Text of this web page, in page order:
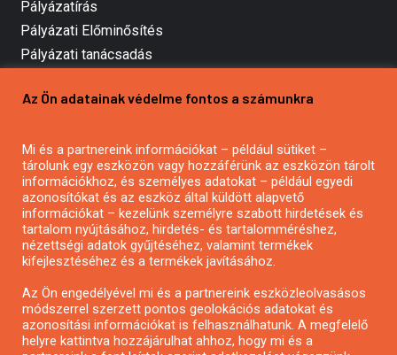
Pályázatírás
Pályázati Előminősítés
Pályázati tanácsadás
Mezőgazdasági pályázatírás
Pályázatírás civil szervezeteknek
Pályázatírás önkormányzatoknak
Pályázatfigyelés
Specifikus pályázatfigyelés vagy hírlevél
Pályázatok magánszemélyeknek
Az Ön adatainak védelme fontos a számunkra
Mi és a partnereink információkat – például sütiket –
tárolunk egy eszközön vagy hozzáférünk az eszközön tárolt
információkhoz, és személyes adatokat – például egyedi
azonosítókat és az eszköz által küldött alapvető
információkat – kezelünk személyre szabott hirdetések és
tartalom nyújtásához, hirdetés- és tartalomméréshez,
nézettségi adatok gyűjtéséhez, valamint termékek
kifejlesztéséhez és a termékek javításához.
Az Ön engedélyével mi és a partnereink eszközleolvasásos
módszerrel szerzett pontos geolokációs adatokat és
azonosítási információkat is felhasználhatunk. A megfelelő
helyre kattintva hozzájárulhat ahhoz, hogy mi és a